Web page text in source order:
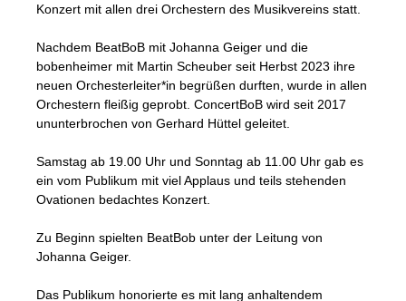
Konzert mit allen drei Orchestern des Musikvereins statt.
Nachdem BeatBoB mit Johanna Geiger und die
bobenheimer mit Martin Scheuber seit Herbst 2023 ihre
neuen Orchesterleiter*in begrüßen durften, wurde in allen
Orchestern fleißig geprobt. ConcertBoB wird seit 2017
ununterbrochen von Gerhard Hüttel geleitet.
Samstag ab 19.00 Uhr und Sonntag ab 11.00 Uhr gab es
ein vom Publikum mit viel Applaus und teils stehenden
Ovationen bedachtes Konzert.
Zu Beginn spielten BeatBob unter der Leitung von
Johanna Geiger.
Das Publikum honorierte es mit lang anhaltendem